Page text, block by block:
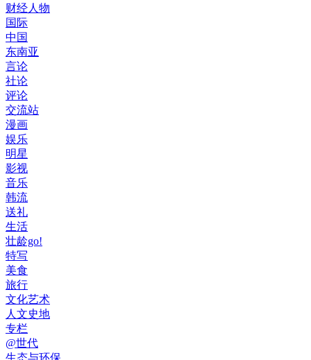
财经人物
国际
中国
东南亚
言论
社论
评论
交流站
漫画
娱乐
明星
影视
音乐
韩流
送礼
生活
壮龄go!
特写
美食
旅行
文化艺术
人文史地
专栏
@世代
生态与环保